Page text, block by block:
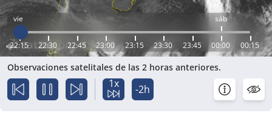
vie sáb
22:15 22:30 22:45 23:00 23:15 23:30 23:45 00:00 00:15
Observaciones satelitales de las 2 horas anteriores.
1x -2h